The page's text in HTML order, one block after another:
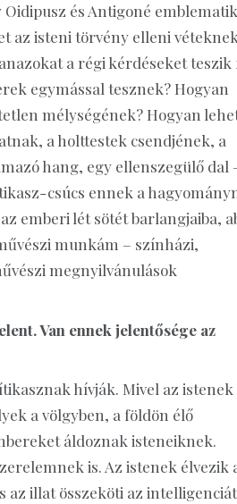
és Antigoné
az isteni törvény elleni
a régi kérdéseket teszik
egymással tesznek? Hogyan
mélységének? Hogyan
a holttestek csendjének, a
hang, egy ellenszegülő dal
csúcs ennek a
emberi lét sötét barlangjaiba,
munkám – színházi,
megnyilvánulások
Van ennek jelentősége az
hívják. Mivel az istenek
a völgyben, a földön élő
áldoznak isteneiknek.
is. Az istenek élvezik
az illat összeköti az intelligenciát